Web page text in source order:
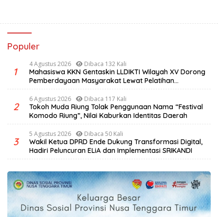
Populer
1
4 Agustus 2026 Dibaca 132 Kali
Mahasiswa KKN Gentaskin LLDIKTI Wilayah XV Dorong
Pemberdayaan Masyarakat Lewat Pelatihan
Pengolahan Hasil Alam di Desa Sisir
2
6 Agustus 2026 Dibaca 117 Kali
Tokoh Muda Riung Tolak Penggunaan Nama “Festival
Komodo Riung”, Nilai Kaburkan Identitas Daerah
3
5 Agustus 2026 Dibaca 50 Kali
Wakil Ketua DPRD Ende Dukung Transformasi Digital,
Hadiri Peluncuran ELiA dan Implementasi SRIKANDI